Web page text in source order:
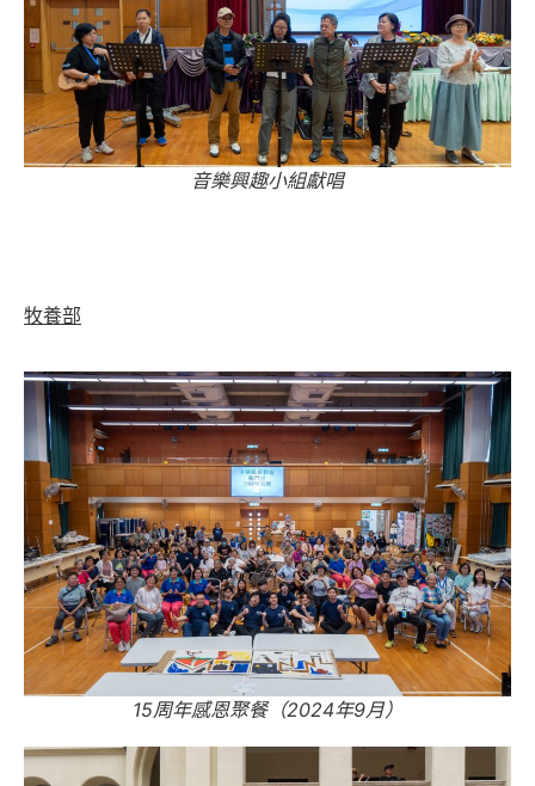
音樂興趣小組獻唱
牧養部
15周年感恩聚餐（2024年9月）